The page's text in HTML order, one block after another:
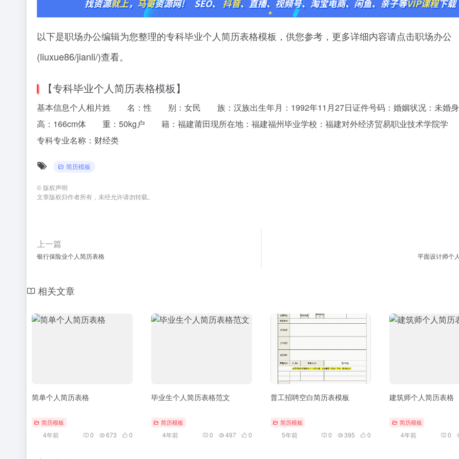
以下是职场办公编辑为您整理的专科毕业个人简历表格模板，供您参考，更多详细内容请点击职场办公
(liuxue86/jianli/)查看。
【专科毕业个人简历表格模板】
基本信息个人相片姓 名：性 别：女民 族：汉族出生年月：1992年11月27日证件号码：婚姻状况：未
高：166cm体 重：50kg户 籍：福建莆田现所在地：福建福州毕业学校：福建对外经济贸易职业技术学院
专科专业名称：财经类
简历模板
© 版权声明
文章版权归作者所有，未经允许请勿转载。
上一篇
银行保险业个人简历表格 平面设计师个
相关文章
简单个人简历表格
简历模板
4年前 0 673 0
毕业生个人简历表格范文
简历模板
4年前 0 497 0
普工招聘空白简历表模板
简历模板
5年前 0 395 0
建筑师个人简历表格
简历模板
4年前 0